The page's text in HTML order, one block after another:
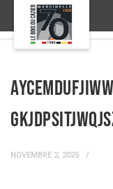
NOVEMBRE 2, 2025